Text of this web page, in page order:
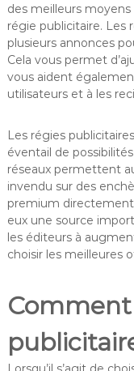
des meilleurs moyens
régie publicitaire. Les
plusieurs annonces
Cela vous permet
vous aident
utilisateurs et à les
Les régies
éventail de
réseaux permettent
invendu sur des
premium
eux une source
les éditeurs à
choisir les meilleures